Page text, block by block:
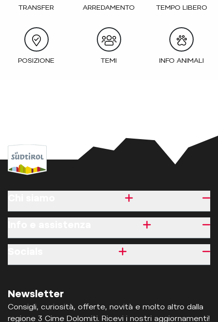
TRANSFER ARREDAMENTO TEMPO LIBERO
POSIZIONE TEMI INFO ANIMALI
Newsletter
Consigli, curiosità, offerte, novità e molto altro dalla
regione 3 Cime Dolomiti. Ricevi i nostri aggiornamenti!